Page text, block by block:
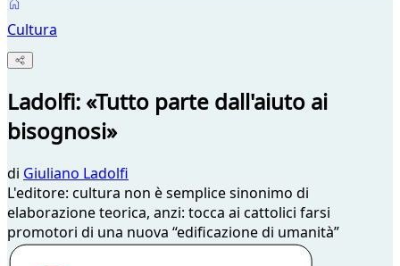
Cultura
Ladolfi: «Tutto parte dall'aiuto ai
bisognosi»
di Giuliano Ladolfi
L'editore: cultura non è semplice sinonimo di
elaborazione teorica, anzi: tocca ai cattolici farsi
promotori di una nuova “edificazione di umanità”